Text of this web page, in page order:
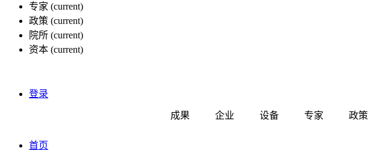
专家 (current)
政策 (current)
院所 (current)
资本 (current)
登录
成果 企业 设备 专家 政策
首页